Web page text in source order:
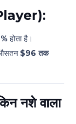
होता है।
$96 तक
नशे वाला